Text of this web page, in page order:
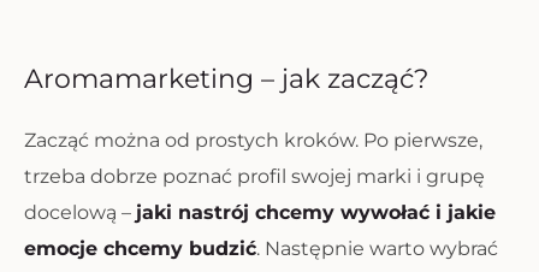
Aromamarketing – jak zacząć?
Zacząć można od prostych kroków. Po pierwsze,
trzeba dobrze poznać profil swojej marki i grupę
docelową – jaki nastrój chcemy wywołać i jakie
emocje chcemy budzić. Następnie warto wybrać